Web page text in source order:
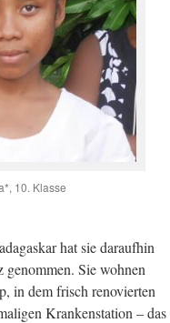
10. Klasse
hat sie daraufhin
genommen. Sie wohnen
in dem frisch renovierten
Krankenstation – das